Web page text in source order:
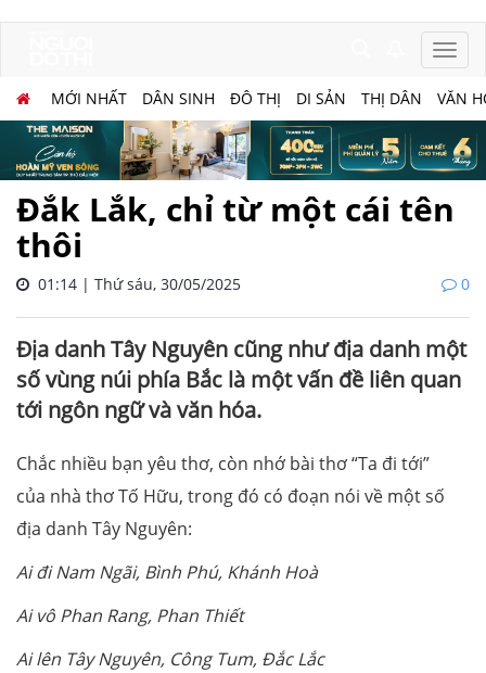
MỚI NHẤT DÂN SINH ĐÔ THỊ DI SẢN THỊ DÂN VĂN
Đắk Lắk, chỉ từ một cái tên
thôi
01:14 | Thứ sáu, 30/05/2025 0
Địa danh Tây Nguyên cũng như địa danh một
số vùng núi phía Bắc là một vấn đề liên quan
tới ngôn ngữ và văn hóa.
Chắc nhiều bạn yêu thơ, còn nhớ bài thơ “Ta đi tới”
của nhà thơ Tố Hữu, trong đó có đoạn nói về một số
địa danh Tây Nguyên:
Ai đi Nam Ngãi, Bình Phú, Khánh Hoà
Ai vô Phan Rang, Phan Thiết
Ai lên Tây Nguyên, Công Tum, Đắc Lắc